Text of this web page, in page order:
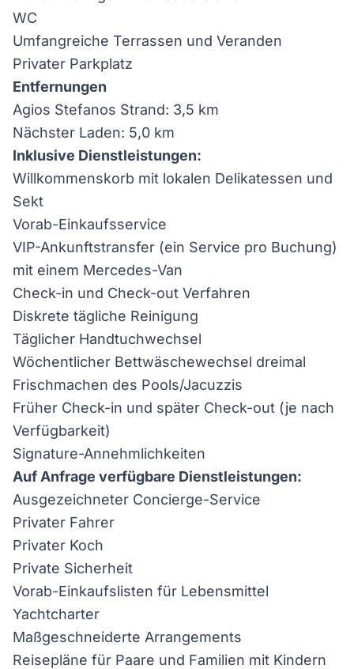
WC
Umfangreiche Terrassen und Veranden
Privater Parkplatz
Entfernungen
Agios Stefanos Strand: 3,5 km
Nächster Laden: 5,0 km
Inklusive Dienstleistungen:
Willkommenskorb mit lokalen Delikatessen und
Sekt
Vorab-Einkaufsservice
VIP-Ankunftstransfer (ein Service pro Buchung)
mit einem Mercedes-Van
Check-in und Check-out Verfahren
Diskrete tägliche Reinigung
Täglicher Handtuchwechsel
Wöchentlicher Bettwäschewechsel dreimal
Frischmachen des Pools/Jacuzzis
Früher Check-in und später Check-out (je nach
Verfügbarkeit)
Signature-Annehmlichkeiten
Auf Anfrage verfügbare Dienstleistungen:
Ausgezeichneter Concierge-Service
Privater Fahrer
Privater Koch
Private Sicherheit
Vorab-Einkaufslisten für Lebensmittel
Yachtcharter
Maßgeschneiderte Arrangements
Reisepläne für Paare und Familien mit Kindern